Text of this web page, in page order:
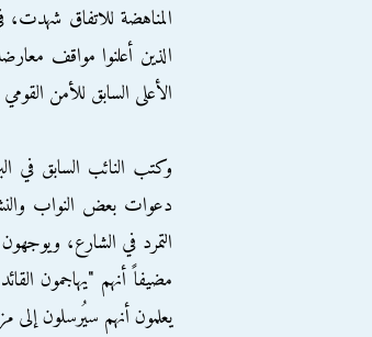
المناهضة للاتفاق
الذين أعلنوا مواقف
الأعلى السابق للأمن
وكتب النائب السابق في
دعوات بعض النواب
التمرد في الشارع،
مضيفاً أنهم "يهاجمون
يعلمون أنهم سيُرسلون إلى